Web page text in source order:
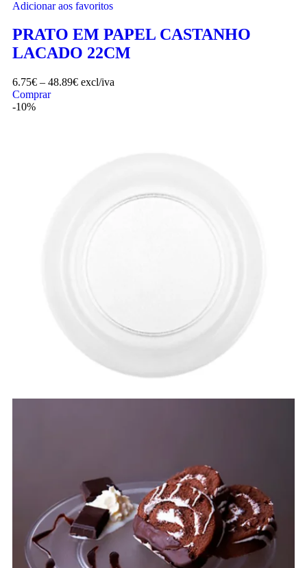
Adicionar aos favoritos
PRATO EM PAPEL CASTANHO
LACADO 22CM
6.75€ – 48.89€ excl/iva
Comprar
-10%